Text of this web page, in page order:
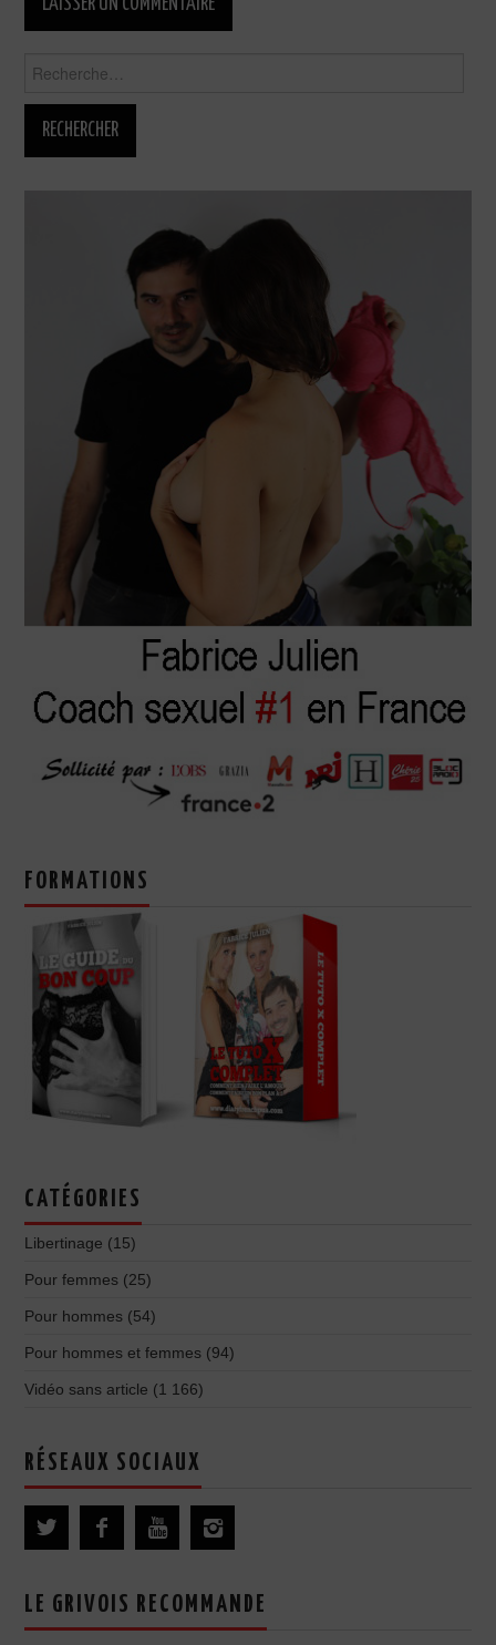
FORMATIONS
CATÉGORIES
Libertinage (15)
Pour femmes (25)
Pour hommes (54)
Pour hommes et femmes (94)
Vidéo sans article (1 166)
RÉSEAUX SOCIAUX
LE GRIVOIS RECOMMANDE